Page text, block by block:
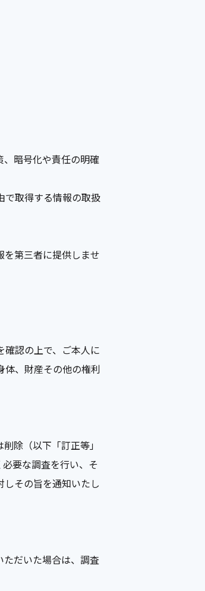
暗号化や責任の明確
で取得する情報の取扱
第三者に提供しませ
認の上で、ご本人に
体、財産その他の権利
除（以下「訂正等」
要な調査を行い、そ
その旨を通知いたし
だいた場合は、調査